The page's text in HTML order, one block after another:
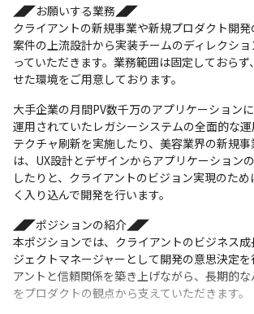
◢◤お願いする業務◢◤
クライアントの新規事業や新規プロダクト開
案件の上流設計から実装チームのディレクシ
っていただきます。業務範囲は固定しておら
せた環境をご用意しております。
大手企業の月間PV数千万のアプリケーション
運用されていたレガシーシステムの全面的な
テクチャ刷新を実施したり、美容業界の新規
は、UX設計とデザインからアプリケーション
したりと、クライアントのビジョン実現のた
く入り込んで開発を行います。
◢◤ポジションの紹介◢◤
本ポジションでは、クライアントのビジネス
ジェクトマネージャーとして開発の意思決定
アントと信頼関係を築き上げながら、長期的
をプロダクトの観点から支えていただきます。